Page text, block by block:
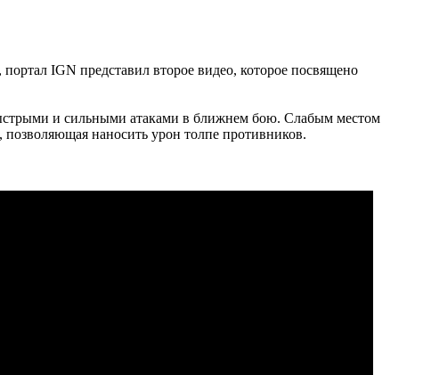
IGN представил второе видео, которое посвящено
и сильными атаками в ближнем бою. Слабым местом
позволяющая наносить урон толпе противников.